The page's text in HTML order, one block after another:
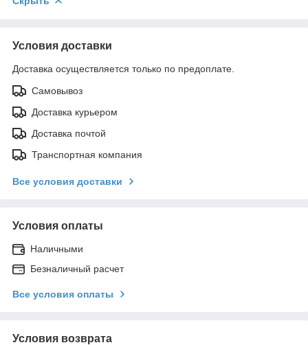
Условия доставки
Доставка осуществляется только по предоплате.
Самовывоз
Доставка курьером
Доставка почтой
Транспортная компания
Все условия доставки
Условия оплаты
Наличными
Безналичный расчет
Все условия оплаты
Условия возврата